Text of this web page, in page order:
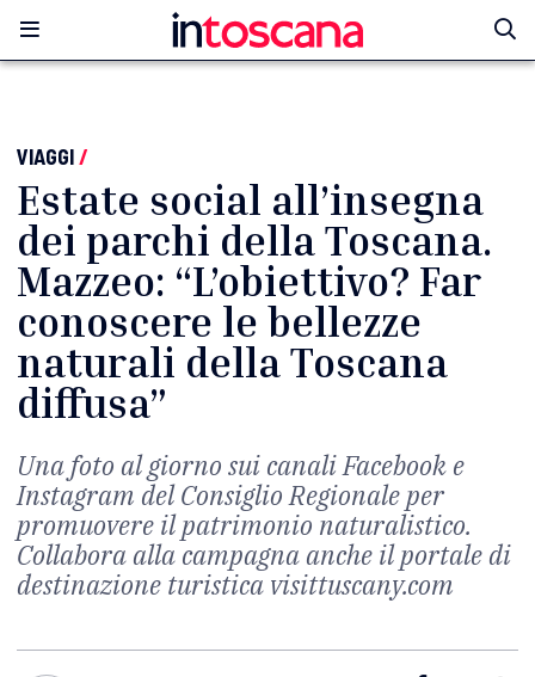
VIAGGI/
Estate social all’insegna
dei parchi della Toscana.
Mazzeo: “L’obiettivo? Far
conoscere le bellezze
naturali della Toscana
diffusa”
Una foto al giorno sui canali Facebook e
Instagram del Consiglio Regionale per
promuovere il patrimonio naturalistico.
Collabora alla campagna anche il portale di
destinazione turistica visittuscany.com